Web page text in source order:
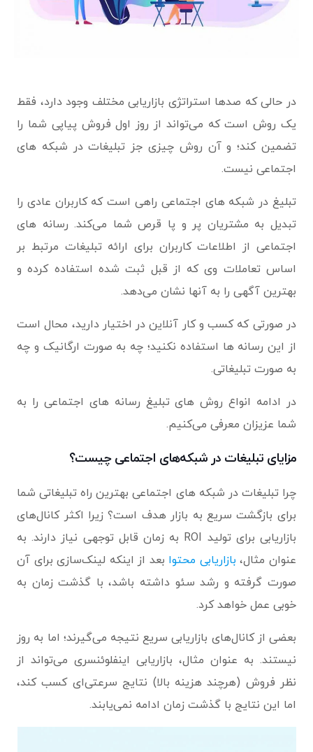
در حالی که صدها استراتژی بازاریابی مختلف وجود دارد، فقط
یک روش است که می‌تواند از روز اول فروش پیاپی شما را
تضمین کند؛ و آن روش چیزی جز تبلیغات در شبکه های
اجتماعی نیست.
تبلیغ در شبکه های اجتماعی راهی است که کاربران عادی را
تبدیل به مشتریان پر و پا قرص شما می‌کند. رسانه های
اجتماعی از اطلاعات کاربران برای ارائه تبلیغات مرتبط بر
اساس تعاملات وی که از قبل ثبت شده استفاده کرده و
بهترین آگهی را به آنها نشان می‌دهد.
در صورتی که کسب و کار آنلاین در اختیار دارید، محال است
از این رسانه ها استفاده نکنید؛ چه به صورت ارگانیک و چه
به صورت تبلیغاتی.
در ادامه انواع روش های تبلیغ رسانه های اجتماعی را به
شما عزیزان معرفی می‌کنیم.
مزایای تبلیغات در شبکه‌های اجتماعی چیست؟
چرا تبلیغات در شبکه های اجتماعی بهترین راه تبلیغاتی شما
برای بازگشت سریع به بازار هدف است؟ زیرا اکثر کانال‌های
بازاریابی برای تولید ROI به زمان قابل توجهی نیاز دارند. به
عنوان مثال، بازاریابی محتوا بعد از اینکه لینک‌سازی برای آن
صورت گرفته و رشد سئو داشته باشد، با گذشت زمان به
خوبی عمل خواهد کرد.
بعضی از کانال‌های بازاریابی سریع نتیجه می‌گیرند؛ اما به روز
نیستند. به عنوان مثال، بازاریابی اینفلوئنسری می‌تواند از
نظر فروش (هرچند هزینه بالا) نتایج سرعتی‌ای کسب کند،
اما این نتایج با گذشت زمان ادامه نمی‌یابند.